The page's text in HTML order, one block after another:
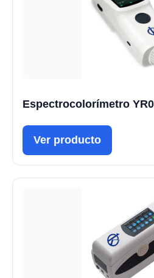
Espectrocolorímetro
Ver producto